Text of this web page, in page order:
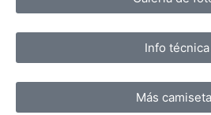
Info técnica
Más